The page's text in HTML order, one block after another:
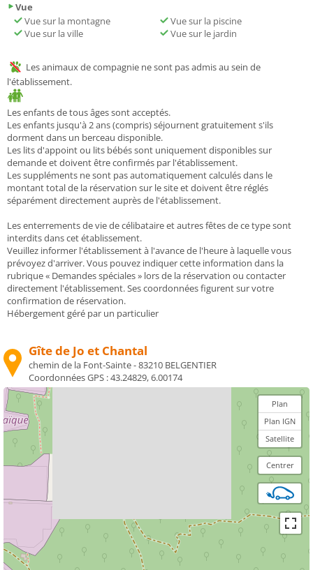
Vue
Vue sur la montagne
Vue sur la piscine
Vue sur la ville
Vue sur le jardin
Les animaux de compagnie ne sont pas admis au sein de
l'établissement.
Les enfants de tous âges sont acceptés.
Les enfants jusqu'à 2 ans (compris) séjournent gratuitement s'ils
dorment dans un berceau disponible.
Les lits d'appoint ou lits bébés sont uniquement disponibles sur
demande et doivent être confirmés par l'établissement.
Les suppléments ne sont pas automatiquement calculés dans le
montant total de la réservation sur le site et doivent être réglés
séparément directement auprès de l'établissement.
Les enterrements de vie de célibataire et autres fêtes de ce type sont
interdits dans cet établissement.
Veuillez informer l'établissement à l'avance de l'heure à laquelle vous
prévoyez d'arriver. Vous pouvez indiquer cette information dans la
rubrique « Demandes spéciales » lors de la réservation ou contacter
directement l'établissement. Ses coordonnées figurent sur votre
confirmation de réservation.
Hébergement géré par un particulier
Gîte de Jo et Chantal
chemin de la Font-Sainte - 83210 BELGENTIER
Coordonnées GPS :43.24829, 6.00174
Plan
Plan IGN
Satellite
Centrer